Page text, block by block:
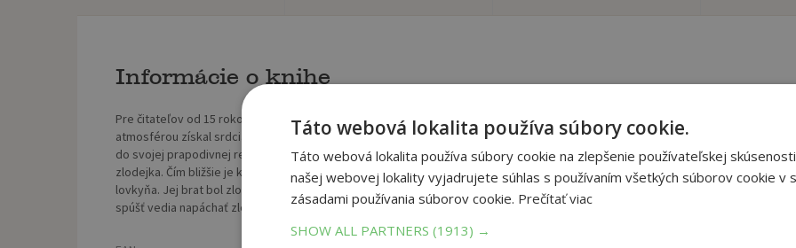
Informácie o knihe
Pre čitateľov od 15 rokov. Voľné pokračovanie úspešného Havranieho cyklu, ktorý si svojou neopakovateľnou snovou
atmosférou získal srdcia fanúšikov tajomna a magického realizmu na celom svete. Ronan Lynch je zlodej snov. Zo sna
do svojej prapodivnej reality dokáže zhmotniť nielen všakovaké zvláštnosti, ale aj pohromy. Jordan Hennessyová je
zlodejka. Čím bližšie je k svojmu vysnívanému cieľu, tým nemožnejšie je sa od neho odpútať. Carmen Farooq-Laneová je
lovkyňa. Jej brat bol zlodej snov... a zabijak. Na vlastné oči videla, čo dokáže snívanie spraviť s&,nbsp,človekom a akú
spúšť vedia napáchať zlodeji snov. No to je nič v porovnaní so skazou, do ktorej sa rúti svet...
Táto webová lokalita používa súbory cookie.
Táto webová lokalita používa súbory cookie na zlepšenie používateľskej
našej webovej lokality vyjadrujete súhlas s používaním všetkých súborov cookie v
zásadami používania súborov cookie. Prečítať viac
SHOW ALL PARTNERS (1913) →